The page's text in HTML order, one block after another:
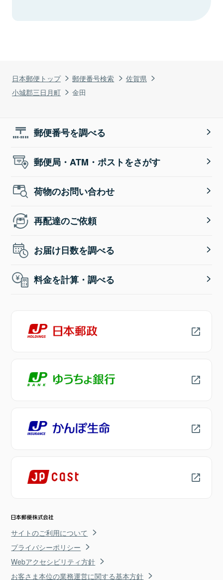
日本郵便トップ 郵便番号検索
佐賀県
小城郡三日月町
金田
郵便番号を調べる
郵便局・ATM・ポストをさがす
荷物のお問い合わせ
再配達のご依頼
お届け日数を調べる
料金を計算・調べる
サイトのご利用について
プライバシーポリシー
Webアクセシビリティ方針
お客さま本位の業務運営に関する基本方針